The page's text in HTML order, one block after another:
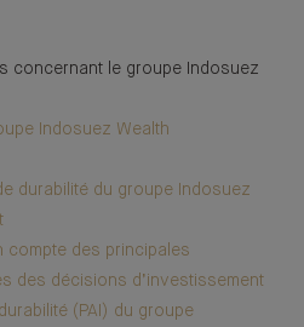
concernant le groupe Indosuez
Indosuez Wealth
durabilité du groupe Indosuez
compte des principales
des décisions d’investissement
(PAI) du groupe